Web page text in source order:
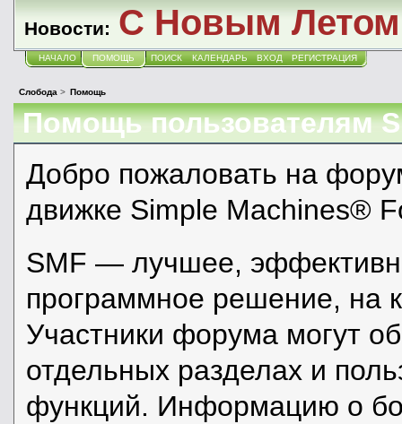
Новости: С Новым
НАЧАЛО ПОМОЩЬ ПОИСК КАЛЕНДАРЬ ВХОД РЕГИСТРАЦИЯ
Слобода > Помощь
Помощь пользователям
Добро пожаловать на
движке Simple Machines®
SMF — лучшее,
программное решение, на
Участники форума могут
отдельных разделах и
функций. Информацию о